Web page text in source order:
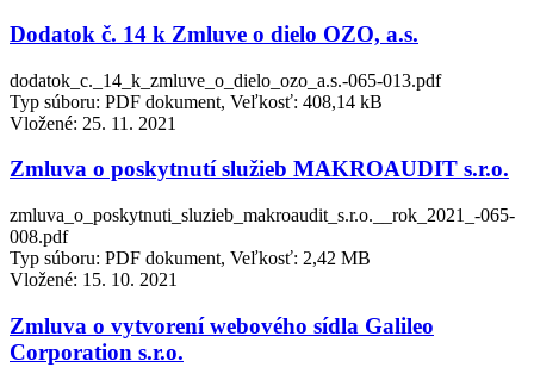
Dodatok č. 14 k Zmluve o dielo OZO, a.s.
dodatok_c._14_k_zmluve_o_dielo_ozo_a.s.-065-013.pdf
Typ súboru: PDF dokument, Veľkosť: 408,14 kB
Vložené: 25. 11. 2021
Zmluva o poskytnutí služieb MAKROAUDIT s.r.o.
zmluva_o_poskytnuti_sluzieb_makroaudit_s.r.o.__rok_2021_-065-
008.pdf
Typ súboru: PDF dokument, Veľkosť: 2,42 MB
Vložené: 15. 10. 2021
Zmluva o vytvorení webového sídla Galileo
Corporation s.r.o.